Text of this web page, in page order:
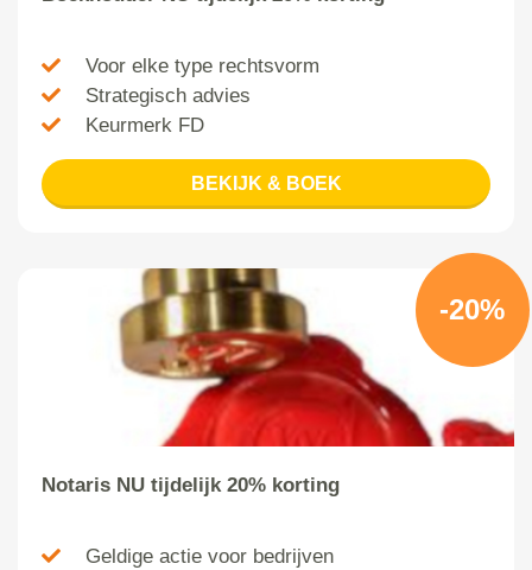
Voor elke type rechtsvorm
Strategisch advies
Keurmerk FD
BEKIJK & BOEK
-20%
Notaris NU tijdelijk 20% korting
Geldige actie voor bedrijven